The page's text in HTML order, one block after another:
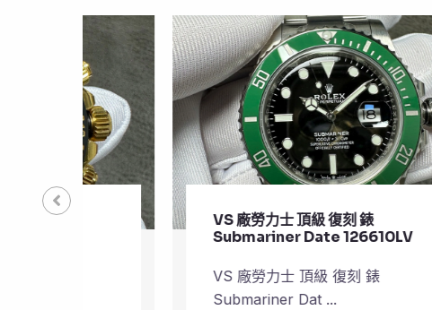
VS 廠勞力士 頂級 復刻 錶
Submariner Date 126610LV
VS 廠勞力士 頂級 復刻 錶
Submariner Dat ...